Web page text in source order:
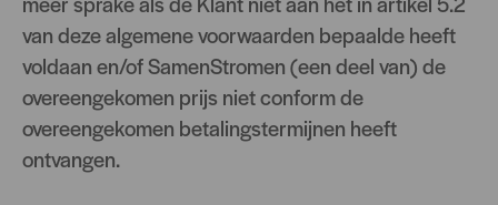
van deze algemene voorwaarden bepaalde heeft
voldaan en/of SamenStromen (een deel van) de
overeengekomen prijs niet conform de
overeengekomen betalingstermijnen heeft
ontvangen.